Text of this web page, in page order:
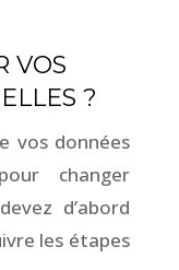
VOS
?
vos données
changer
d’abord
les étapes